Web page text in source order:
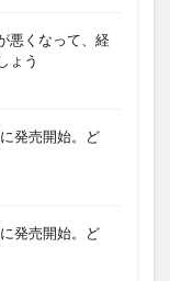
悪くなって、経
ょう
発売開始。ど
発売開始。ど